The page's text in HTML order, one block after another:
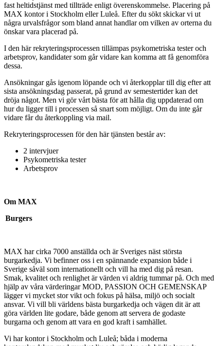
fast heltidstjänst med tillträde enligt överenskommelse. Placering på
MAX kontor i Stockholm eller Luleå. Efter du sökt skickar vi ut
några urvalsfrågor som bland annat handlar om vilken av orterna du
önskar vara placerad på.
I den här rekryteringsprocessen tillämpas psykometriska tester och
arbetsprov, kandidater som går vidare kan komma att få genomföra
dessa.
Ansökningar gås igenom löpande och vi återkopplar till dig efter att
sista ansökningsdag passerat, på grund av semestertider kan det
dröja något. Men vi gör vårt bästa för att hålla dig uppdaterad om
hur du ligger till i processen så snart som möjligt. Om du inte går
vidare får du återkoppling via mail.
Rekryteringsprocessen för den här tjänsten består av:
2 intervjuer
Psykometriska tester
Arbetsprov
Om MAX
Burgers
MAX har cirka 7000 anställda och är Sveriges näst största
burgarkedja. Vi befinner oss i en spännande expansion både i
Sverige såväl som internationellt och vill ha med dig på resan.
Smak, kvalitet och renlighet är värden vi aldrig tummar på. Och med
hjälp av våra värderingar MOD, PASSION OCH GEMENSKAP
lägger vi mycket stor vikt och fokus på hälsa, miljö och socialt
ansvar. Vi vill bli världens bästa burgarkedja och vägen dit är att
göra världen lite godare, både genom att servera de godaste
burgarna och genom att vara en god kraft i samhället.
Vi har kontor i Stockholm och Luleå; båda i moderna